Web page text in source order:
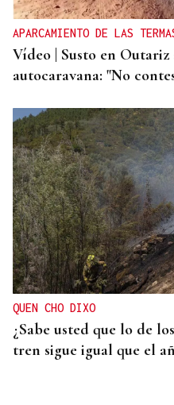
APARCAMIENTO DE LAS
Vídeo | Susto en
autocaravana: "No
QUEN CHO DIXO
¿Sabe usted que lo de
tren sigue igual que el